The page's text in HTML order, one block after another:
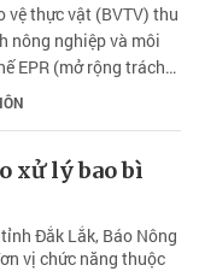
vệ thực vật (BVTV) thu
nông nghiệp và môi
EPR (mở rộng trách
trình sản xuất nông
gom, xử lý" sang mô
xử lý bao bì
Đắk Lắk, Báo Nông
vị chức năng thuộc